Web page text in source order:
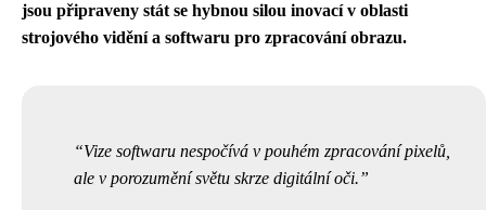
jsou připraveny stát se hybnou silou inovací v oblasti
strojového vidění a softwaru pro zpracování obrazu.
Vize softwaru nespočívá v pouhém zpracování pixelů,
ale v porozumění světu skrze digitální oči.